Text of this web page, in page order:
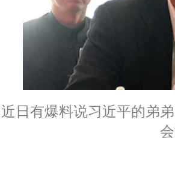
近日有爆料说习近平的弟